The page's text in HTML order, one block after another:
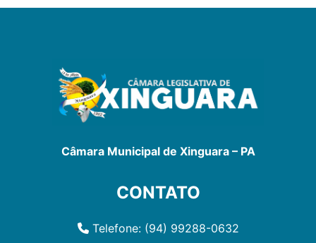
Câmara Municipal de Xinguara – PA
CONTATO
Telefone: (94) 99288-0632